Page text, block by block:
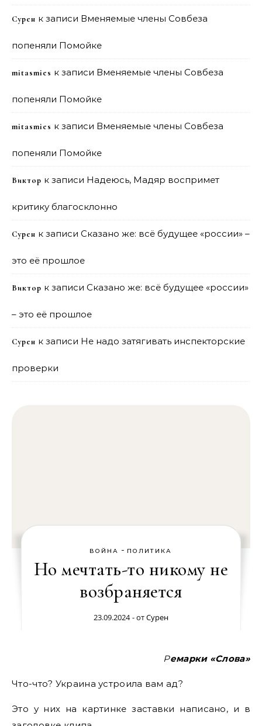
Сурен к записи Вменяемые члены Совбеза
попеняли Помойке
mitasmies к записи Вменяемые члены Совбеза
попеняли Помойке
mitasmies к записи Вменяемые члены Совбеза
попеняли Помойке
Виктор к записи Надеюсь, Мадяр воспримет
критику благосклонно
Сурен к записи Сказано же: всё будущее «россии» –
это её прошлое
Виктор к записи Сказано же: всё будущее «россии»
– это её прошлое
Сурен к записи Не надо затягивать инспекторские
проверки
ВОЙНА - ПОЛИТИКА
Но мечтать-то никому не
возбраняется
23.09.2024 - отСурен
Ремарки «Слова»
Что-что? Украина устроила вам ад?
Это у них на картинке заставки написано, и в